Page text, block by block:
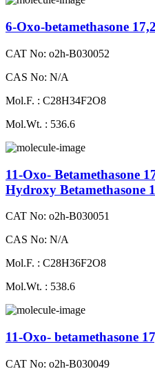
6-Oxo-betamethasone
CAT No: o2h-B030052
CAS No: N/A
Mol.F. : C28H34F2O8
Mol.Wt. : 536.6
11-Oxo- Betamethasone
Hydroxy Betamethasone
CAT No: o2h-B030051
CAS No: N/A
Mol.F. : C28H36F2O8
Mol.Wt. : 538.6
11-Oxo- betamethasone
CAT No: o2h-B030049